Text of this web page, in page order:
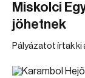
Miskolci
jöhetnek
Pályázatot írtak